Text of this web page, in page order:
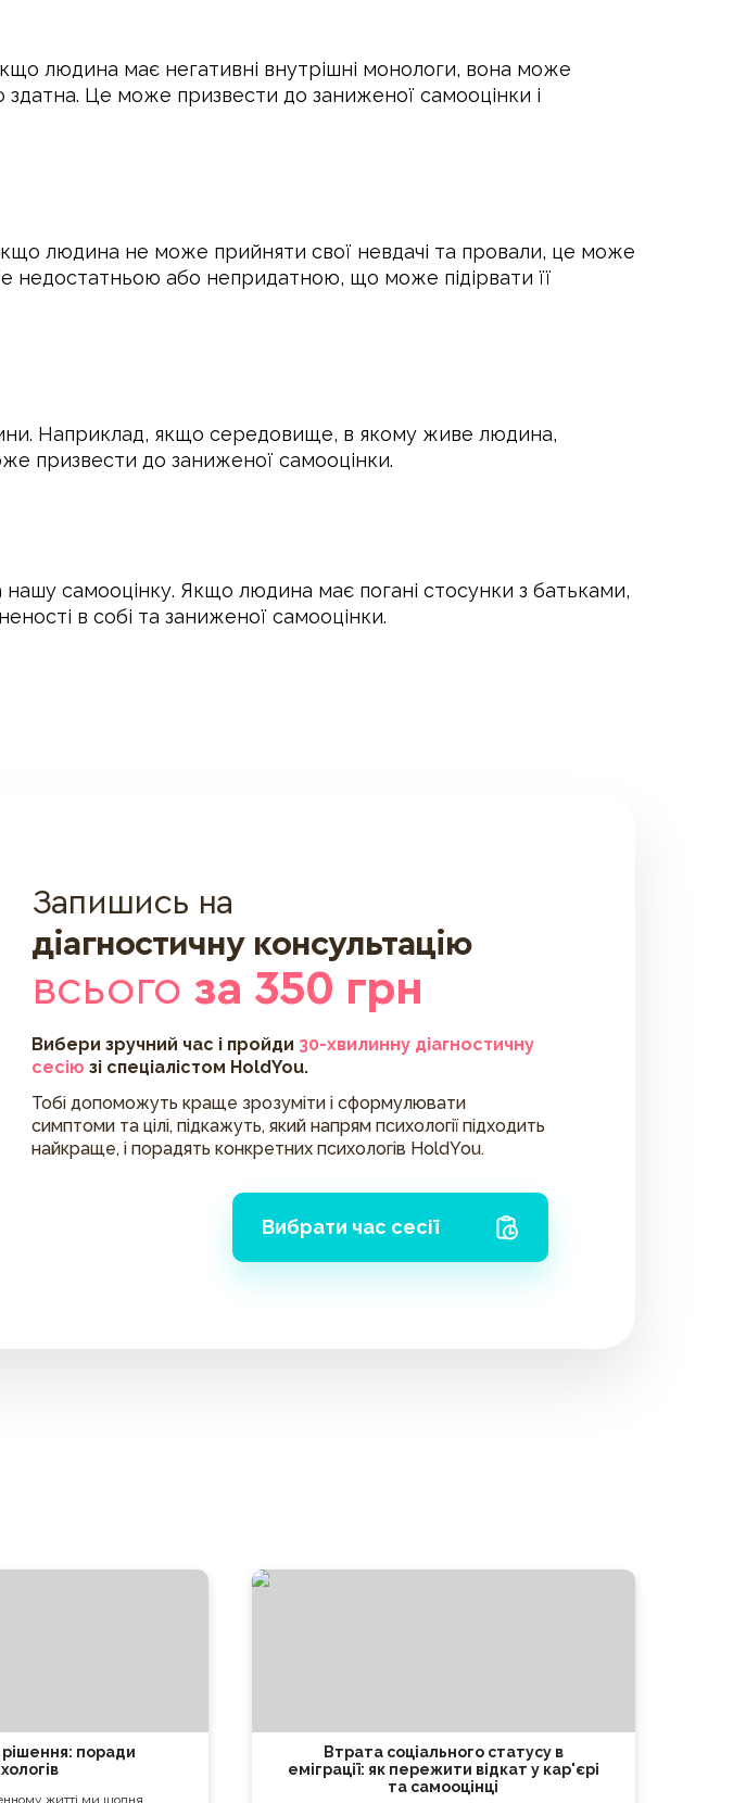
людина має негативні внутрішні монологи, вона може
Це може призвести до заниженої самооцінки і
людина не може прийняти свої невдачі та провали, це може
недостатньою або непридатною, що може підірвати її
Наприклад, якщо середовище, в якому живе людина,
призвести до заниженої самооцінки.
самооцінку. Якщо людина має погані стосунки з батьками,
в собі та заниженої самооцінки.
Запишись на
діагностичну консультацію
всього за 350 грн
Вибери зручний час і пройди 30-хвилинну діагностичну
сесію зі спеціалістом HoldYou.
Тобі допоможуть краще зрозуміти і сформулювати
симптоми та цілі, підкажуть, який напрям психології підходить
найкраще, і порадять конкретних психологів HoldYou.
Вибрати час сесії
поради
житті ми щодня
Втрата соціального статусу в
еміграції: як пережити відкат у кар'єрі
та самооцінці